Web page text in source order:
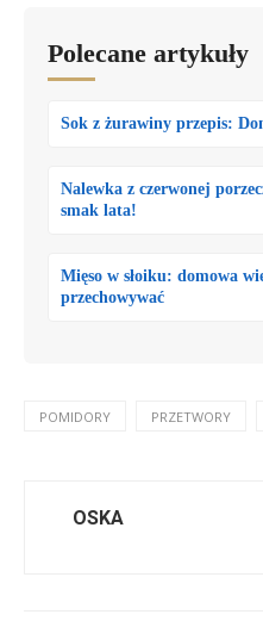
Polecane artykuły
Sok z żurawiny przepis:
Nalewka z czerwonej
smak lata!
Mięso w słoiku: domowa
przechowywać
POMIDORY PRZETWORY
OSKA